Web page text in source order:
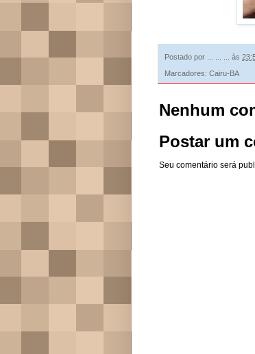
Postado por às
Marcadores: Cairu-BA
Nenhum
Postar um
Seu comentário será